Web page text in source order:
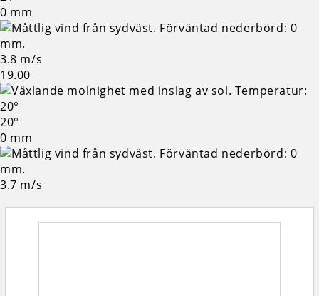
0 mm
3.8 m/s
19.00
20°
0 mm
3.7 m/s